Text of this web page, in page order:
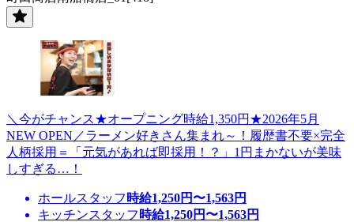
＼今がチャンス★オープニング時給1,350円★2026年5月
NEW OPEN／ラーメン好きさん集まれ～！履歴書不要×完全
人柄採用＝「元気があれば即採用！？」1円まかないが美味
しすぎる…！
ホールスタッフ 時給1,250円〜1,563円
キッチンスタッフ 時給1,250円〜1,563円